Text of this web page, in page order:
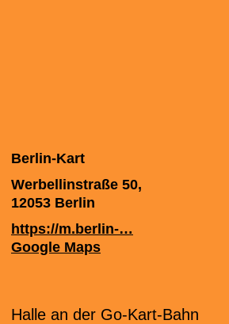
Berlin-Kart
Werbellinstraße 50,
12053 Berlin
https://m.berlin-…
Google Maps
Halle an der Go-Kart-Bahn